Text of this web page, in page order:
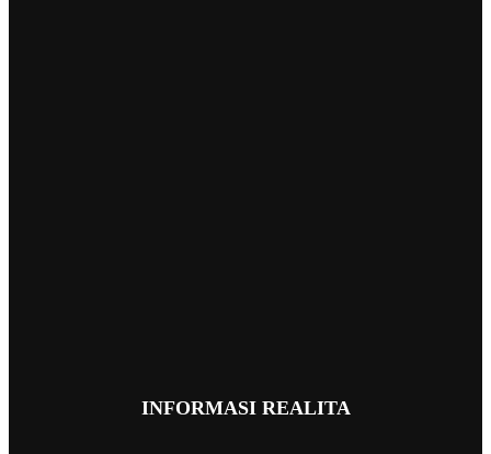
INFORMASI REALITA